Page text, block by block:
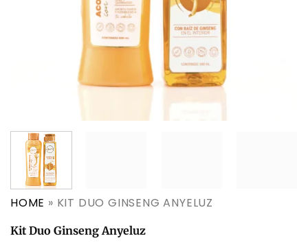
HOME » KIT DUO GINSENG ANYELUZ
Kit Duo Ginseng Anyeluz